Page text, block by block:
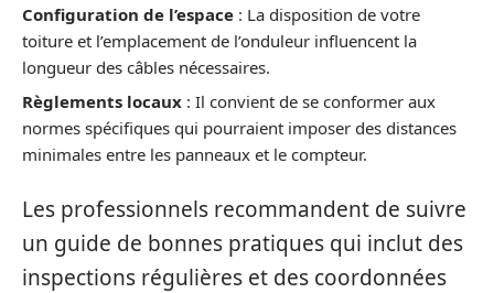
Configuration de l’espace : La disposition de votre
toiture et l’emplacement de l’onduleur influencent la
longueur des câbles nécessaires.
Règlements locaux : Il convient de se conformer aux
normes spécifiques qui pourraient imposer des distances
minimales entre les panneaux et le compteur.
Les professionnels recommandent de suivre
un guide de bonnes pratiques qui inclut des
inspections régulières et des coordonnées